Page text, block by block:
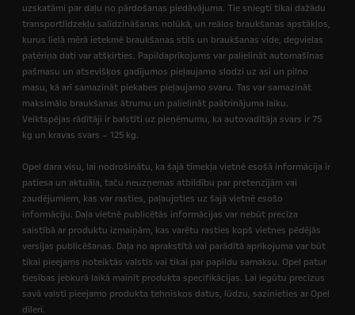
uzskatāmi par daļu no pārdošanas piedāvājuma. Tie sniegti tikai dažādu
transportlīdzekļu salīdzināšanas nolūkā, un reālos braukšanas apstākļos,
kurus lielā mērā ietekmē braukšanas stils un braukšanas vide, degvielas
patēriņa dati var atšķirties. Papildaprīkojums var palielināt automašīnas
pašmasu un atsevišķos gadījumos pieļaujamo slodzi uz asi un pilno
masu, kā arī samazināt piekabes pieļaujamo svaru. Tas var samazināt
maksimālo braukšanas ātrumu un palielināt paātrinājuma laiku.
Veiktspējas rādītāji ir balstīti uz pieņēmumu, ka autovadītāja svars ir 75
kg un kravas svars – 125 kg.
Opel dara visu, lai nodrošinātu, ka šajā tīmekļa vietnē esošā informācija ir
patiesa un aktuāla, taču neuzņemas atbildību par pretenzijām vai
zaudējumiem, kas var rasties, paļaujoties uz šajā vietnē esošo
informāciju. Daļa vietnē publicētās informācijas var nebūt precīza
saistībā ar produktu izmaiņām, kas varētu rasties kopš vietnes pēdējās
versijas publicēšanas. Daļa no aprakstītā vai parādītā aprīkojuma var būt
tikai pieejams noteiktās valstīs vai tikai par papildu samaksu. Opel patur
tiesības jebkurā laikā mainīt produkta specifikācijas. Lai iegūtu precīzus
savā valstī pieejamo produkta tehniskos datus, lūdzu, sazinieties ar Opel
dīleri.